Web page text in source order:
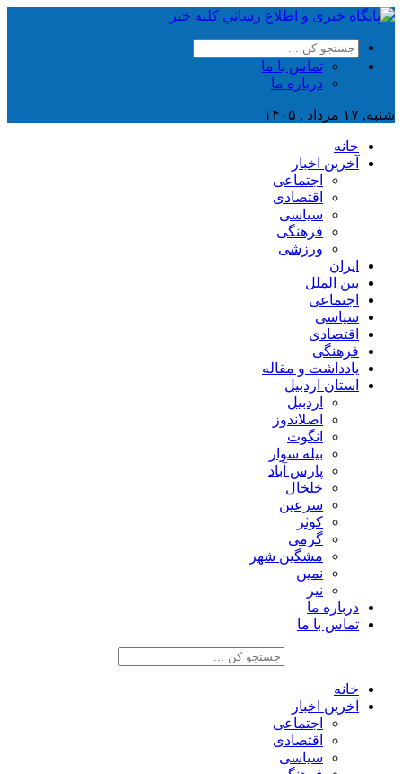
تماس با ما
درباره ما
شنبه, ۱۷ مرداد , ۱۴۰۵
خانه
آخرین اخبار
اجتماعی
اقتصادی
سیاسی
فرهنگی
ورزشی
ایران
بین الملل
اجتماعی
سیاسی
اقتصادی
فرهنگی
یادداشت و مقاله
استان اردبیل
اردبیل
اصلاندوز
انگوت
بیله سوار
پارس آباد
خلخال
سرعین
کوثر
گرمی
مشگین شهر
نمین
نیر
درباره ما
تماس با ما
خانه
آخرین اخبار
اجتماعی
اقتصادی
سیاسی